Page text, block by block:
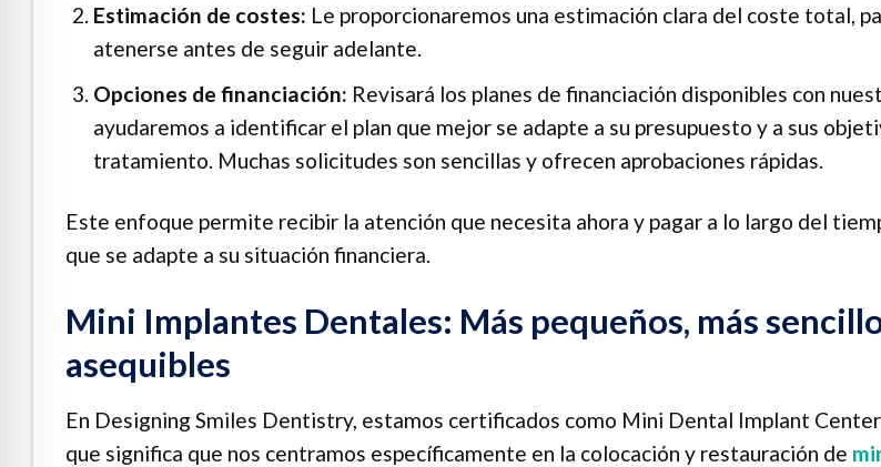
Estimación de costes: Le proporcionaremos una estimación clara del coste total,
atenerse antes de seguir adelante.
Opciones de financiación: Revisará los planes de financiación disponibles con
ayudaremos a identificar el plan que mejor se adapte a su presupuesto y a sus
tratamiento. Muchas solicitudes son sencillas y ofrecen aprobaciones rápidas.
Este enfoque permite recibir la atención que necesita ahora y pagar a lo largo del
que se adapte a su situación financiera.
Mini Implantes Dentales: Más pequeños, más
asequibles
En Designing Smiles Dentistry, estamos certificados como Mini Dental Implant
que significa que nos centramos específicamente en la colocación y restauración de